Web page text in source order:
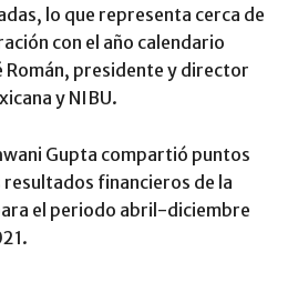
lo que representa cerca de
con el año calendario
Román, presidente y director
y NIBU.
Gupta compartió puntos
financieros de la
el periodo abril-diciembre